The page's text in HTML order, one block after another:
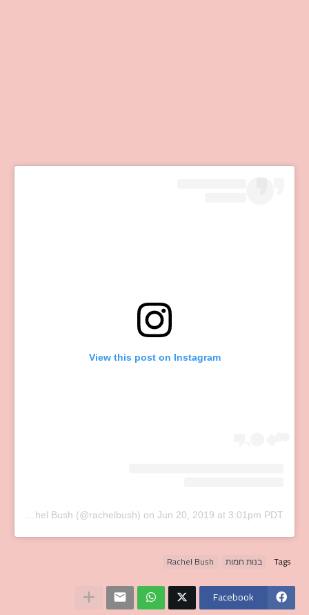
View this post on Instagram
on Jun 20, 2019 at 3:01pm PDT
Tags בנות חמות Rachel Bush
Facebook